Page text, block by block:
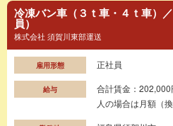
冷凍バン車（３ｔ車・４ｔ車）
員）
株式会社 須賀川東部運送
雇用形態 正社員
給与
合計賃金：
人の場合は月額（